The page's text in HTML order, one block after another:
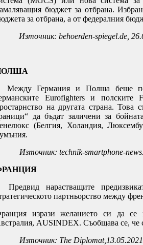
бюджет за отбрана.
за отбрана, а от федералния
Източник: behoerden-spiegel.de,
Между Германия и Полша беше
Eurofightersи полските
на другата страна.
да бъдат заличени за
(Белгия, Холандия,
Източник: technik-smartphone-news
Предвид нарастващите
партньорство между
изрази желанието си да
AUSINDEX. Съобщава се, че
Източник: The Diplomat, 13.05.2021